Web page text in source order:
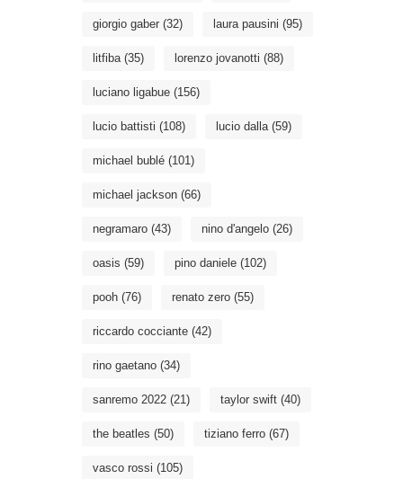
giorgio gaber (32) laura pausini (95)
litfiba(35) lorenzo jovanotti (88)
luciano ligabue (156)
lucio battisti (108) lucio dalla(59)
michael bublé (101)
michael jackson (66)
negramaro (43) nino d'angelo (26)
oasis (59) pino daniele (102)
pooh (76) renato zero (55)
riccardo cocciante (42)
rino gaetano (34)
sanremo 2022 (21) taylor swift (40)
the beatles (50) tiziano ferro (67)
vasco rossi (105)